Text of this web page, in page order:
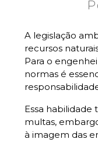
A legislação
recursos
Para o
normas é
Essa
multas,
à imagem das